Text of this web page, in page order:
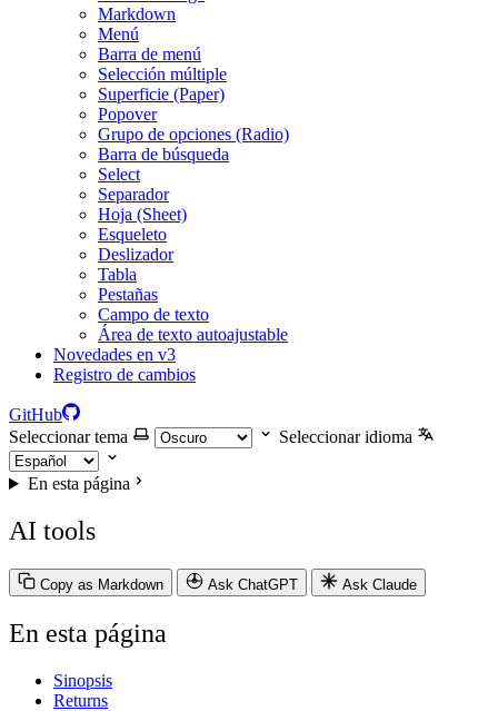
Markdown
Menú
Barra de menú
Selección múltiple
Superficie (Paper)
Popover
Grupo de opciones (Radio)
Barra de búsqueda
Select
Separador
Hoja (Sheet)
Esqueleto
Deslizador
Tabla
Pestañas
Campo de texto
Área de texto autoajustable
Novedades en v3
Registro de cambios
GitHub
Seleccionar tema
Seleccionar idioma
En esta página
AI tools
Copy as Markdown Ask ChatGPT Ask Claude
En esta página
Sinopsis
Returns